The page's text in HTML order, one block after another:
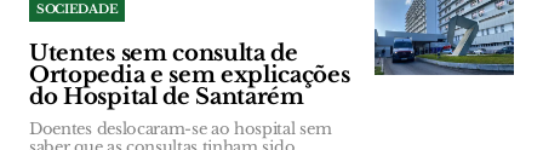
SOCIEDADE
Utentes sem consulta de
Ortopedia e sem explicações
do Hospital de Santarém
Doentes deslocaram-se ao hospital sem